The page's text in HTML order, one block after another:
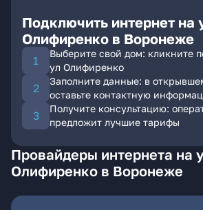
Подключить интернет на
Олифиренко в Воронеже
Выберите свой дом: кликните
ул Олифиренко
Заполните данные: в
оставьте контактную
Получите консультацию:
предложит лучшие тарифы
Провайдеры интернета на
Олифиренко в Воронеже